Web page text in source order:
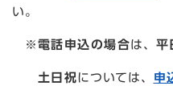
い。
※ 電話申込の場合は、 平
土日祝については、 申